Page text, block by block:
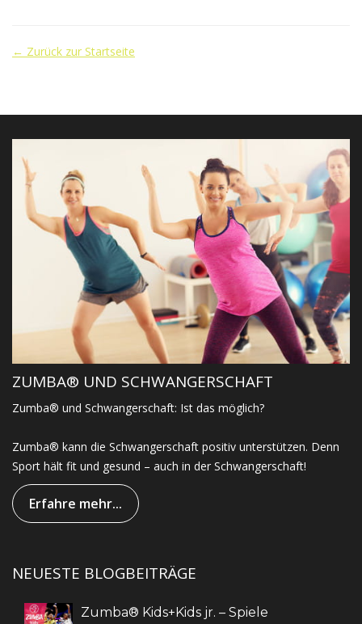
← Zurück zur Startseite
ZUMBA® UND SCHWANGERSCHAFT
Zumba® und Schwangerschaft: Ist das möglich?
Zumba® kann die Schwangerschaft positiv unterstützen. Denn
Sport hält fit und gesund – auch in der Schwangerschaft!
Erfahre mehr...
NEUESTE BLOGBEITRÄGE
Zumba® Kids+Kids jr. – Spiele